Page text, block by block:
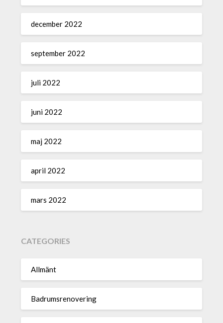
december 2022
september 2022
juli 2022
juni 2022
maj 2022
april 2022
mars 2022
CATEGORIES
Allmänt
Badrumsrenovering